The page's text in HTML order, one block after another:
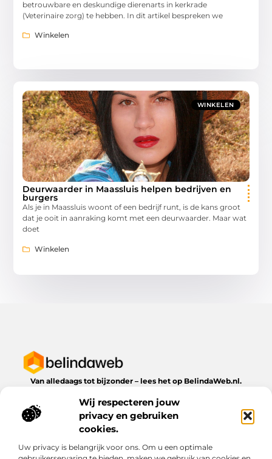
Wij respecteren jouw
privacy en gebruiken
cookies.
Uw privacy is belangrijk voor ons. Om u een optimale
betrouwbare en deskundige dierenarts in kerkrade
(Veterinaire zorg) te hebben. In dit artikel bespreken we
Winkelen
WINKELEN
Deurwaarder in Maassluis helpen bedrijven en
burgers
Als je in Maassluis woont of een bedrijf runt, is de kans groot
dat je ooit in aanraking komt met een deurwaarder. Maar wat
doet
Winkelen
Van alledaags tot bijzonder – lees het op BelindaWeb.nl.
dagelijks leven te bieden heeft.
Bericht categorie